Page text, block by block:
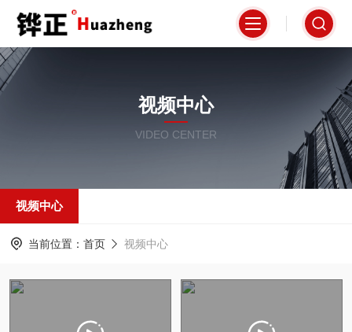
视频中心
VIDEO CENTER
视频中心
当前位置： 首页 视频中心